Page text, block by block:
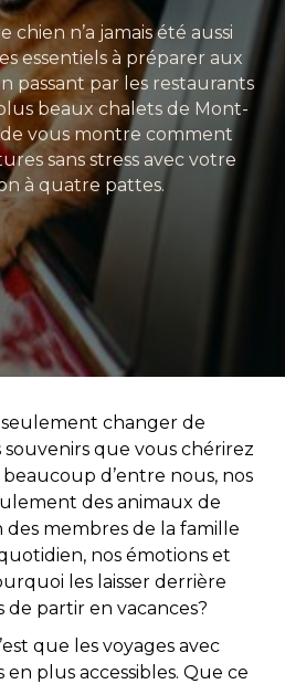
chien n’a jamais été aussi
essentiels à préparer aux
passant par les restaurants
beaux chalets de Mont-
vous montre comment
sans stress avec votre
à quatre pattes.
seulement changer de
souvenirs que vous chérirez
d’entre nous, nos
des animaux de
des membres de la famille
nos émotions et
les laisser derrière
partir en vacances?
que les voyages avec
plus accessibles. Que ce